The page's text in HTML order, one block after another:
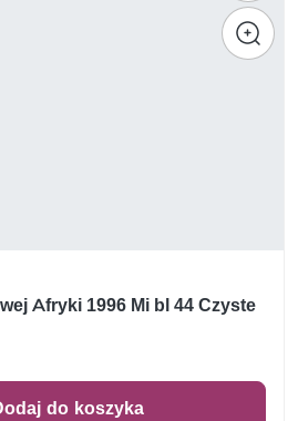
Afryki 1996 Mi bl 44 Czyste
do koszyka